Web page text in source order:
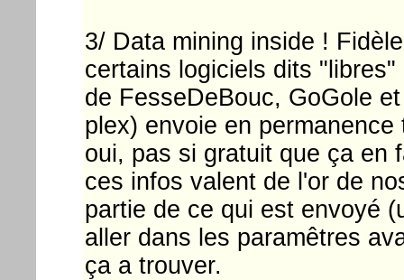
3/ Data mining inside !
certains logiciels dits
de FesseDeBouc, GoGole
plex) envoie en
oui, pas si gratuit que ça en
ces infos valent de l'or de
partie de ce qui est envoyé
aller dans les paramêtres
ça a trouver.